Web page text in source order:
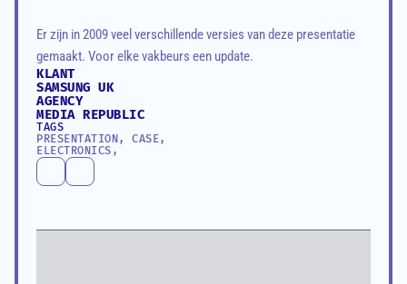
Er zijn in 2009 veel verschillende versies van deze presentatie
gemaakt. Voor elke vakbeurs een update.
KLANT
SAMSUNG UK
AGENCY
MEDIA REPUBLIC
TAGS
PRESENTATION, CASE,
ELECTRONICS,